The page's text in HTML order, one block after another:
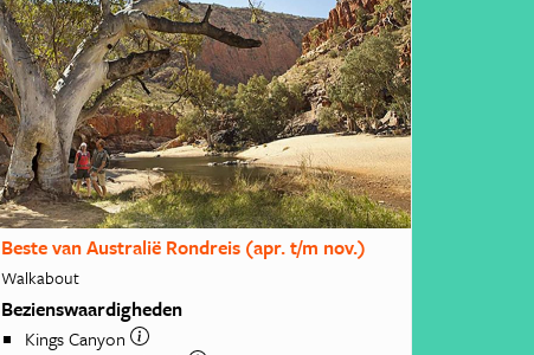
Beste van Australië Rondreis (apr. t/m nov.)
Walkabout
Bezienswaardigheden
Kings Canyon